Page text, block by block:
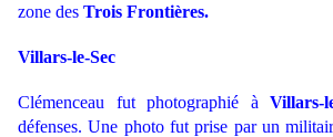
zone des Trois Frontières.
Villars-le-Sec
Clémenceau fut photographié à Villars-
défenses. Une photo fut prise par un